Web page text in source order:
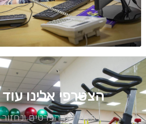
הצטרפי אלינו
מלאי את הפרטים ונחזור